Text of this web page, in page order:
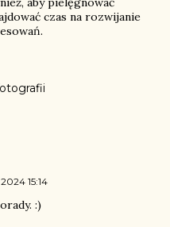
czas na rozwijanie
15:14
:)